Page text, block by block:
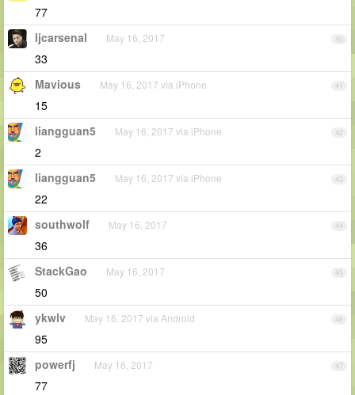
77
40
ljcarsenal May 16, 2017
33
41
Mavious May 16, 2017 via iPhone
15
42
liangguan5 May 16, 2017 via iPhone
2
43
liangguan5 May 16, 2017 via iPhone
22
44
southwolf May 16, 2017
36
45
StackGao May 16, 2017
50
46
ykwlv May 16, 2017 via Android
95
47
powerfj May 16, 2017
77